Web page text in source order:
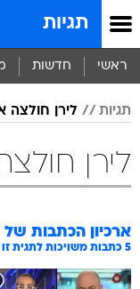
תגיות
ראשי חדשות
תגיות לירן חולצה
לירן
ארכיון הכתבות של
5 כתבות משויכות לתגית זו